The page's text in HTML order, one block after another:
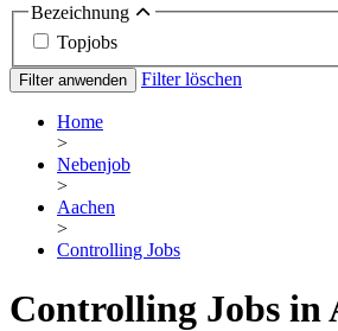
Bezeichnung
Topjobs
Filter anwenden Filter löschen
Home
>
Nebenjob
>
Aachen
>
Controlling Jobs
Controlling Jobs in